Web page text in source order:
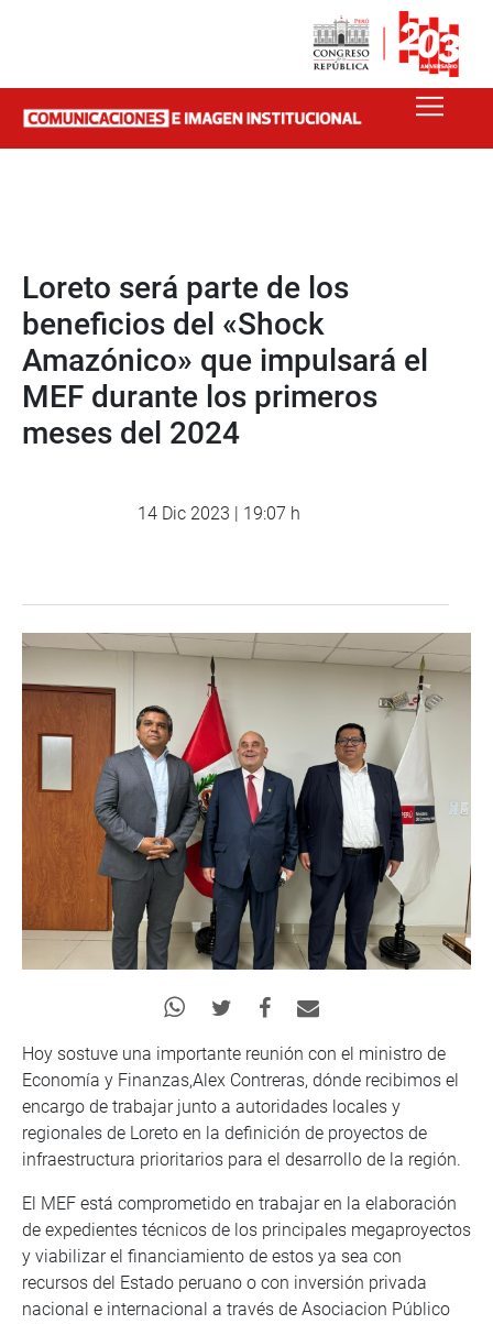
Loreto será parte de los
beneficios del «Shock
Amazónico» que impulsará el
MEF durante los primeros
meses del 2024
14 Dic 2023 | 19:07 h
Hoy sostuve una importante reunión con el ministro de
Economía y Finanzas,Alex Contreras, dónde recibimos el
encargo de trabajar junto a autoridades locales y
regionales de Loreto en la definición de proyectos de
infraestructura prioritarios para el desarrollo de la región.
El MEF está comprometido en trabajar en la elaboración
de expedientes técnicos de los principales megaproyectos
y viabilizar el financiamiento de estos ya sea con
recursos del Estado peruano o con inversión privada
nacional e internacional a través de Asociacion Público